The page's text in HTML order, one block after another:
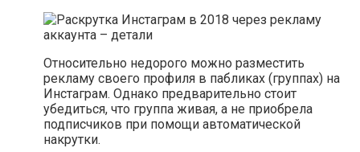
Относительно недорого можно разместить
рекламу своего профиля в пабликах (группах) на
Инстаграм. Однако предварительно стоит
убедиться, что группа живая, а не приобрела
подписчиков при помощи автоматической
накрутки.